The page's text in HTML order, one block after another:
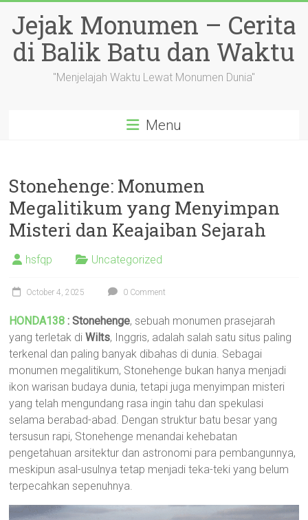
content
Jejak Monumen – Cerita
di Balik Batu dan Waktu
"Menjelajah Waktu Lewat Monumen Dunia"
Menu
Stonehenge: Monumen
Megalitikum yang Menyimpan
Misteri dan Keajaiban Sejarah
hsfqp Uncategorized
October 4, 2025 0 Comment
HONDA138 : Stonehenge, sebuah monumen prasejarah
yang terletak diWilts, Inggris, adalah salah satu situs paling
terkenal dan paling banyak dibahas di dunia. Sebagai
monumen megalitikum, Stonehenge bukan hanya menjadi
ikon warisan budaya dunia, tetapi juga menyimpan misteri
yang telah mengundang rasa ingin tahu dan spekulasi
selama berabad-abad. Dengan struktur batu besar yang
tersusun rapi, Stonehenge menandai kehebatan
pengetahuan arsitektur dan astronomi para pembangunnya,
meskipun asal-usulnya tetap menjadi teka-teki yang belum
terpecahkan sepenuhnya.